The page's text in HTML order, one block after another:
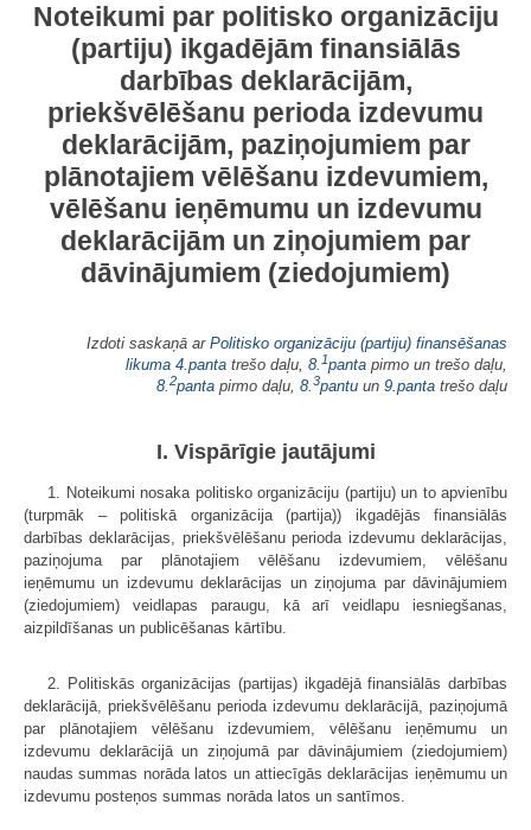
Noteikumi par politisko organizāciju
(partiju) ikgadējām finansiālās
darbības deklarācijām,
priekšvēlēšanu perioda izdevumu
deklarācijām, paziņojumiem par
plānotajiem vēlēšanu izdevumiem,
vēlēšanu ieņēmumu un izdevumu
deklarācijām un ziņojumiem par
dāvinājumiem (ziedojumiem)
Izdoti saskaņā ar Politisko organizāciju (partiju) finansēšanas
likuma 4.panta trešo daļu, 8. 1panta pirmo un trešo daļu,
8.2panta pirmo daļu, 8.3pantu un 9.panta trešo daļu
I. Vispārīgie jautājumi
1. Noteikumi nosaka politisko organizāciju (partiju) un to apvienību
(turpmāk – politiskā organizācija (partija)) ikgadējās finansiālās
darbības dekla­rācijas, priekšvēlēšanu perioda izdevumu deklarācijas,
paziņojuma par plānota­jiem vēlēšanu izdevumiem, vēlēšanu
ieņēmumu un izdevumu deklarācijas un ziņojuma par dāvinājumiem
(ziedojumiem) veidlapas paraugu, kā arī veidlapu iesniegšanas,
aizpildīšanas un publicēšanas kārtību.
2. Politiskās organizācijas (partijas) ikgadējā finansiālās darbības
deklarā­cijā, priekšvēlēšanu perioda izdevumu deklarācijā, paziņojumā
par plānotajiem vēlēšanu izdevumiem, vēlēšanu ieņēmumu un
izdevumu deklarācijā un ziņoju­mā par dāvinājumiem (ziedojumiem)
naudas summas norāda latos un attiecīgās deklarācijas ieņēmumu un
izdevumu posteņos summas norāda latos un santīmos.